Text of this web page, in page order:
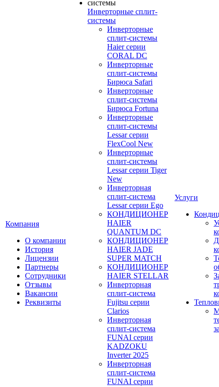
Компания
О компании
История
Лицензии
Партнеры
Сотрудники
Отзывы
Вакансии
Реквизиты
Инверторные сплит-
системы
Инверторные
сплит-системы
Haier серии
CORAL DC
Инверторные
сплит-системы
Бирюса Safari
Инверторные
сплит-системы
Бирюса Fortuna
Инверторные
сплит-системы
Lessar серии
FlexCool New
Инверторные
сплит-системы
Lessar серии Tiger
New
Инверторная
сплит-система
Lessar серии Ego
КОНДИЦИОНЕР
HAIER
QUANTUM DC
КОНДИЦИОНЕР
HAIER JADE
SUPER MATCH
КОНДИЦИОНЕР
HAIER STELLAR
Инверторная
сплит-система
Fujitsu серии
Clarios
Инверторная
сплит-система
FUNAI серии
KADZOKU
Inverter 2025
Инверторная
сплит-система
FUNAI серии
Услуги